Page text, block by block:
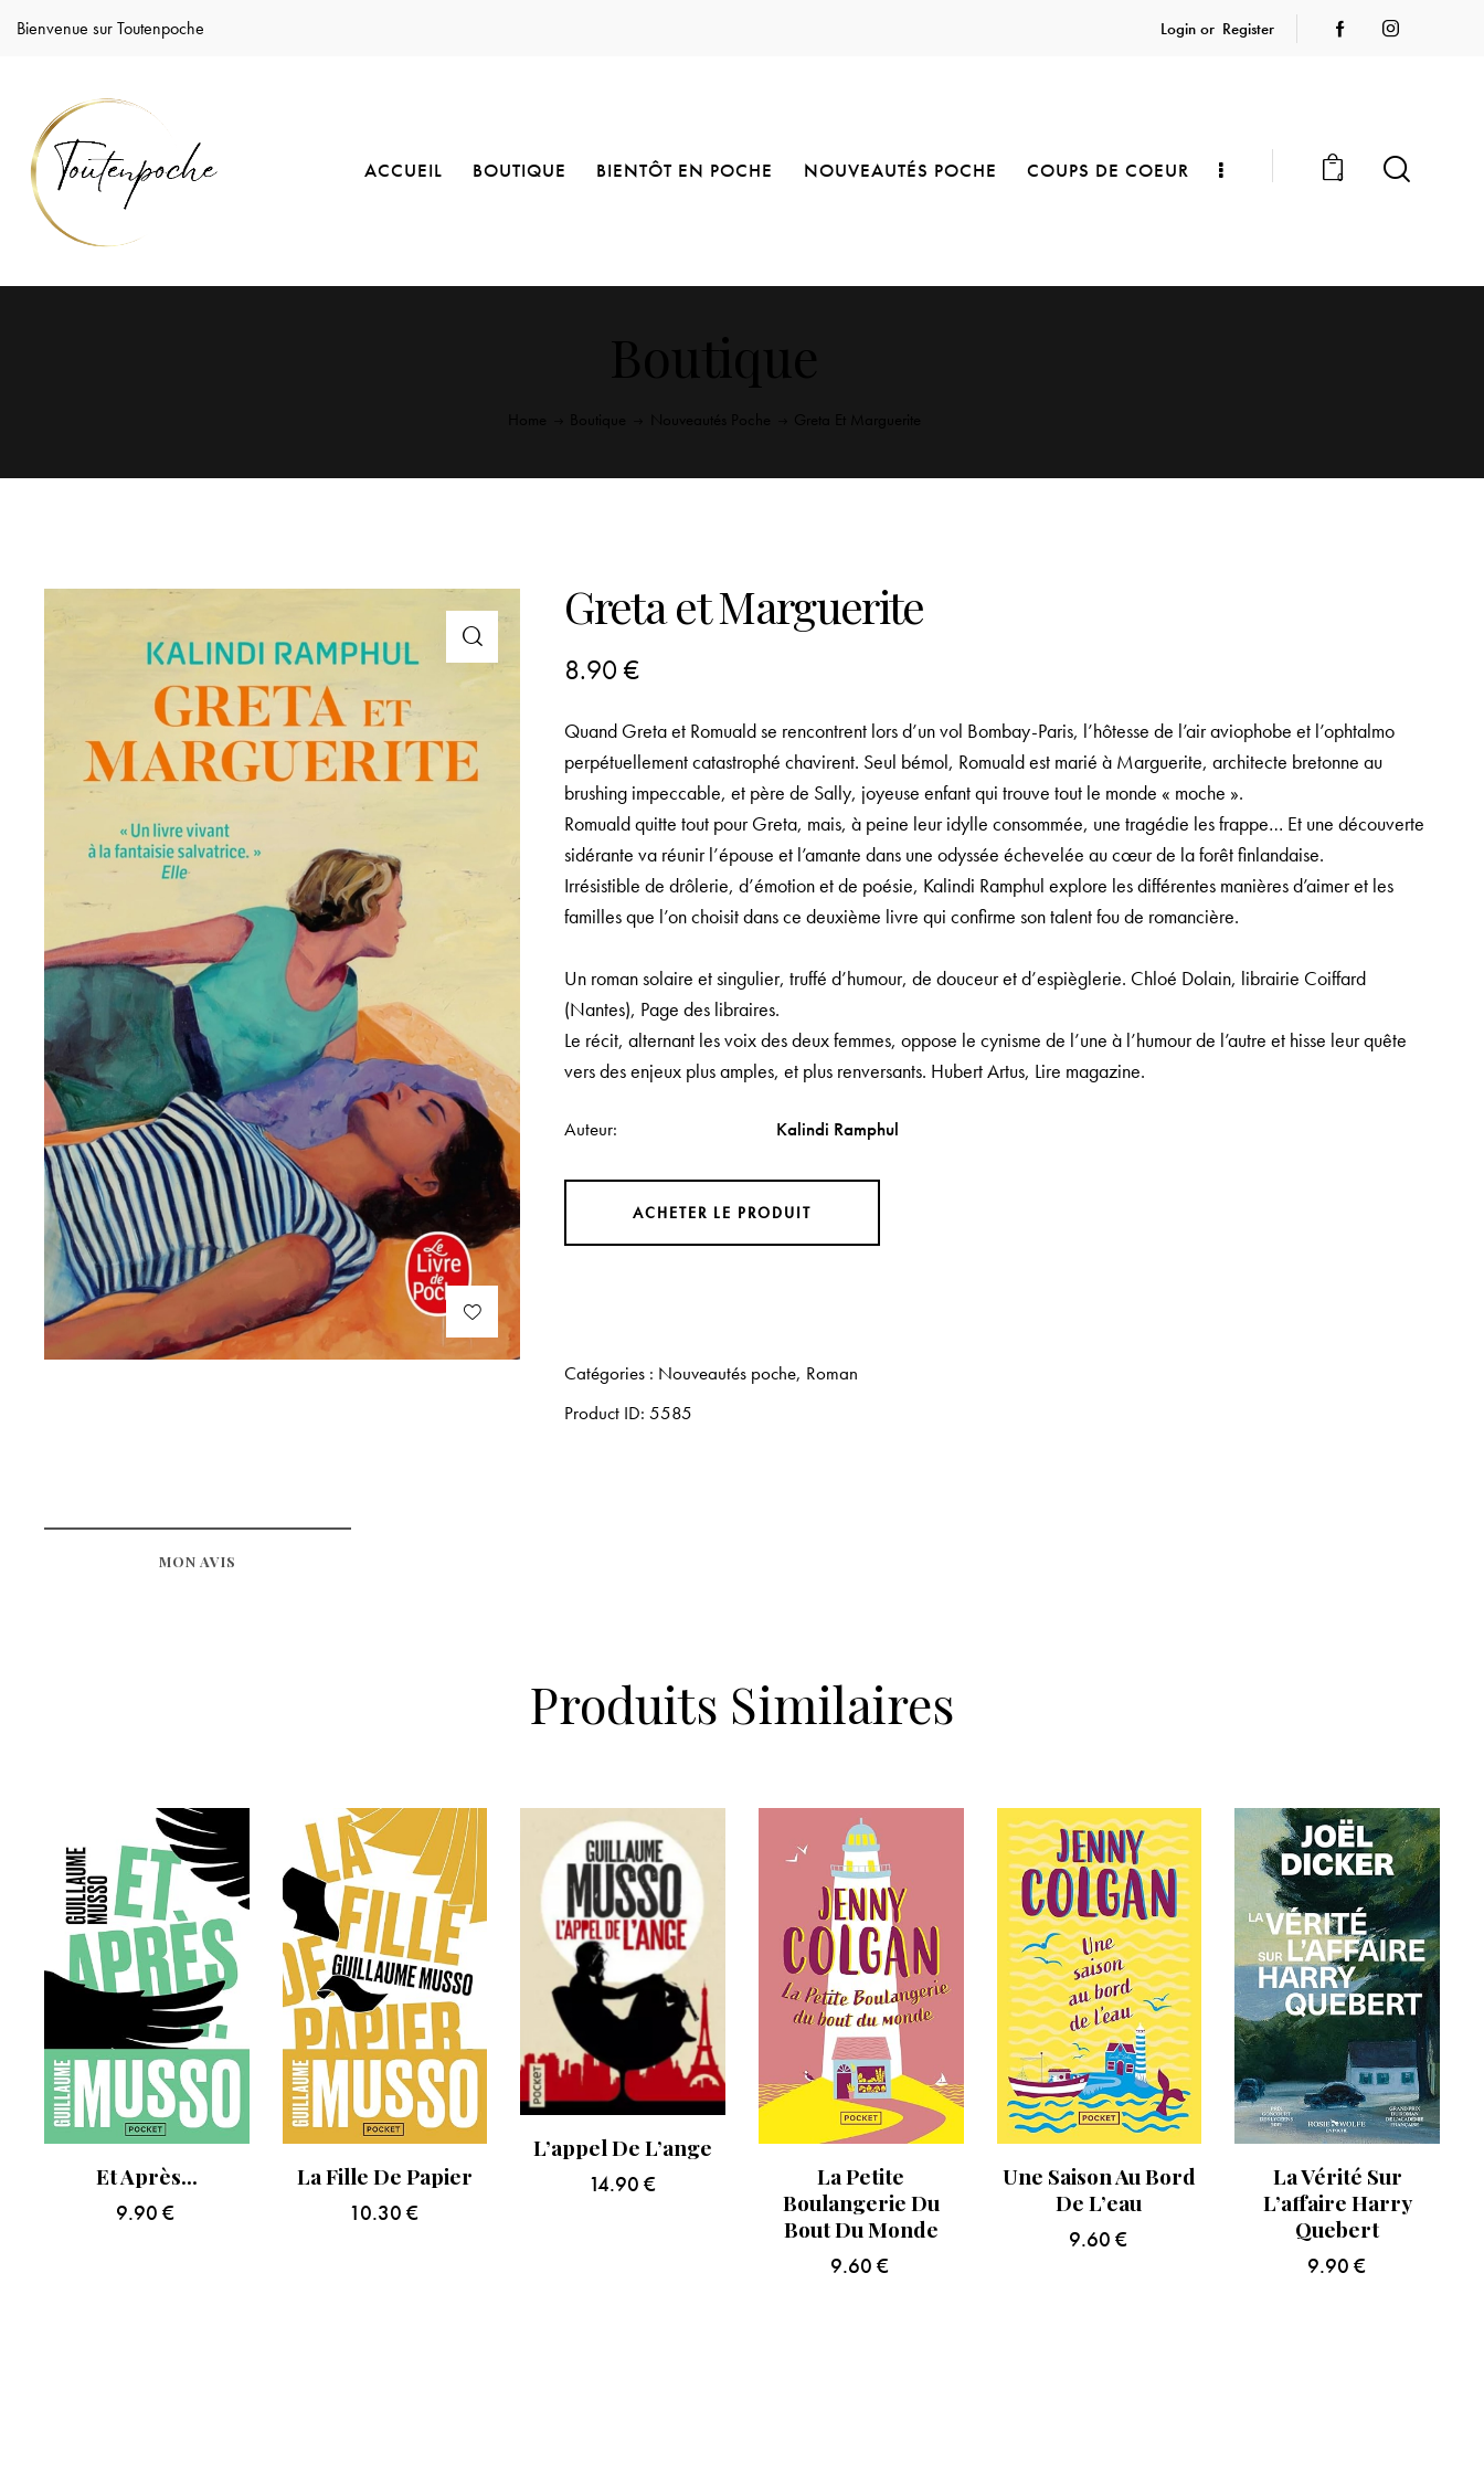
Bienvenue sur Toutenpoche Login or Register
ACCUEIL BOUTIQUE BIENTÔT EN POCHE NOUVEAUTÉS POCHE COUPS DE COEUR 0
Greta et Marguerite
8.90€
Quand Greta et Romuald se rencontrent lors d’un vol Bombay-Paris, l’hôtesse de l’air aviophobe et l’ophtalmo
perpétuellement catastrophé chavirent. Seul bémol, Romuald est marié à Marguerite, architecte bretonne au
brushing impeccable, et père de Sally, joyeuse enfant qui trouve tout le monde « moche ».
Romuald quitte tout pour Greta, mais, à peine leur idylle consommée, une tragédie les frappe… Et une découverte
sidérante va réunir l’épouse et l’amante dans une odyssée échevelée au cœur de la forêt finlandaise.
Irrésistible de drôlerie, d’émotion et de poésie, Kalindi Ramphul explore les différentes manières d’aimer et les
familles que l’on choisit dans ce deuxième livre qui confirme son talent fou de romancière.
Un roman solaire et singulier, truffé d’humour, de douceur et d’espièglerie. Chloé Dolain, librairie Coiffard
(Nantes), Page des libraires.
Le récit, alternant les voix des deux femmes, oppose le cynisme de l’une à l’humour de l’autre et hisse leur quête
vers des enjeux plus amples, et plus renversants. Hubert Artus, Lire magazine.
Auteur Kalindi Ramphul
ACHETER LE PRODUIT
Catégories : Nouveautés poche, Roman
Product ID:5585
MON AVIS
Produits Similaires
Et Après…
9.90€
La Fille De Papier
10.30 €
L’appel De L’ange
14.90 €
La Petite
Boulangerie Du
Bout Du Monde
9.60€
Une Saison Au Bord
De L’eau
9.60 €
La Vérité Sur
L’affaire Harry
Quebert
9.90 €